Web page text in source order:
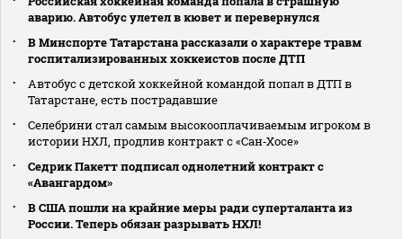
аварию. Автобус улетел в кювет и перевернулся
В Минспорте Татарстана рассказали о характере травм
госпитализированных хоккеистов после ДТП
Автобус с детской хоккейной командой попал в ДТП в
Татарстане, есть пострадавшие
Селебрини стал самым высокооплачиваемым игроком в
истории НХЛ, продлив контракт с «Сан‑Хосе»
Седрик Пакетт подписал однолетний контракт с
«Авангардом»
В США пошли на крайние меры ради суперталанта из
России. Теперь обязан разрывать НХЛ!